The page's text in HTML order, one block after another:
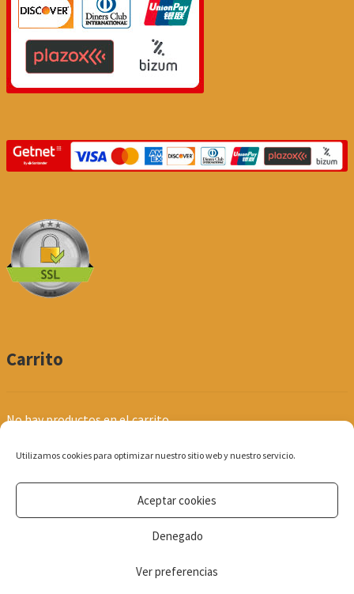
Utilizamos cookies para optimizar nuestro sitio web y nuestro servicio.
Aceptar cookies
Denegado
Ver preferencias
Carrito
No hay productos en el carrito.
© Produpel | Productos de Peluquería y Estética 2026